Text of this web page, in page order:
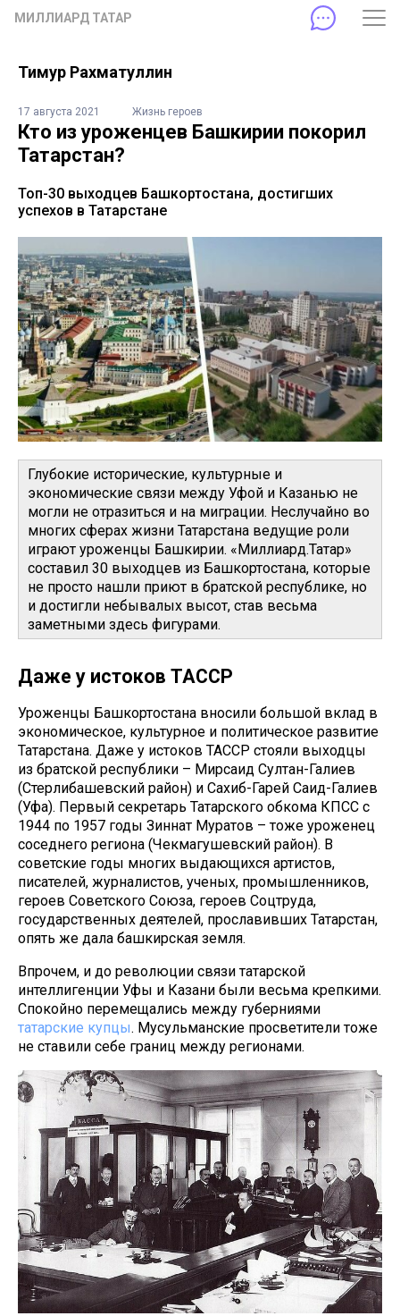
МИЛЛИАРД ТАТАР
Тимур Рахматуллин
17 августа 2021 Жизнь героев
Кто из уроженцев Башкирии покорил
Татарстан?
Топ-30 выходцев Башкортостана, достигших
успехов в Татарстане
Глубокие исторические, культурные и
экономические связи между Уфой и Казанью не
могли не отразиться и на миграции. Неслучайно во
многих сферах жизни Татарстана ведущие роли
играют уроженцы Башкирии. «Миллиард.Татар»
составил 30 выходцев из Башкортостана, которые
не просто нашли приют в братской республике, но
и достигли небывалых высот, став весьма
заметными здесь фигурами.
Даже у истоков ТАССР
Уроженцы Башкортостана вносили большой вклад в
экономическое, культурное и политическое развитие
Татарстана. Даже у истоков ТАССР стояли выходцы
из братской республики – Мирсаид Султан-Галиев
(Стерлибашевский район) и Сахиб-Гарей Саид-Галиев
(Уфа). Первый секретарь Татарского обкома КПСС с
1944 по 1957 годы Зиннат Муратов – тоже уроженец
соседнего региона (Чекмагушевский район). В
советские годы многих выдающихся артистов,
писателей, журналистов, ученых, промышленников,
героев Советского Союза, героев Соцтруда,
государственных деятелей, прославивших Татарстан,
опять же дала башкирская земля.
Впрочем, и до революции связи татарской
интеллигенции Уфы и Казани были весьма крепкими.
Спокойно перемещались между губерниями
татарские купцы. Мусульманские просветители тоже
не ставили себе границ между регионами.